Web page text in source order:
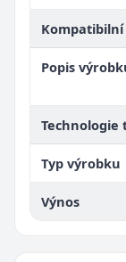
Kompatibilní
Popis
Technologie
Typ výrobku
Výnos